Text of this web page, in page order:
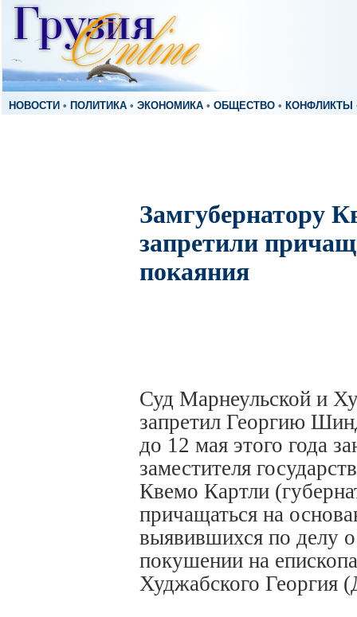
НОВОСТИ • ПОЛИТИКА • ЭКОНОМИКА • ОБЩЕСТВО • КОНФЛИКТЫ
Замгубернатору
запретили
покаяния
Суд Марнеульской и
запретил Георгию
до 12 мая этого года
заместителя
Квемо Картли
причащаться на
выявившихся по делу
покушении на
Худжабского Георгия